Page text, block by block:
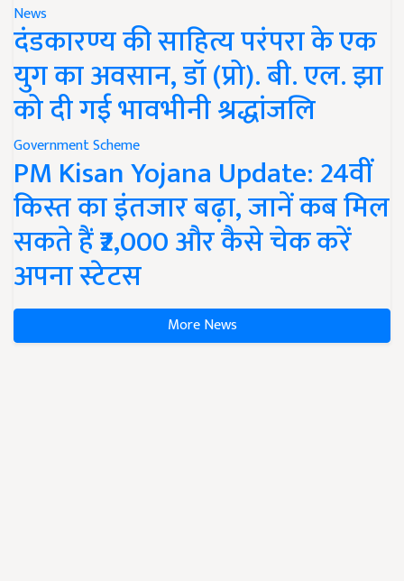
News
दंडकारण्य की साहित्य परंपरा के एक
युग का अवसान, डॉ (प्रो). बी. एल. झा
को दी गई भावभीनी श्रद्धांजलि
Government Scheme
PM Kisan Yojana Update: 24वीं
किस्त का इंतजार बढ़ा, जानें कब मिल
सकते हैं ₹2,000 और कैसे चेक करें
अपना स्टेटस
More News